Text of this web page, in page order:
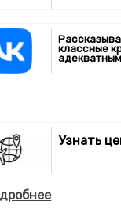
классные
Узнать